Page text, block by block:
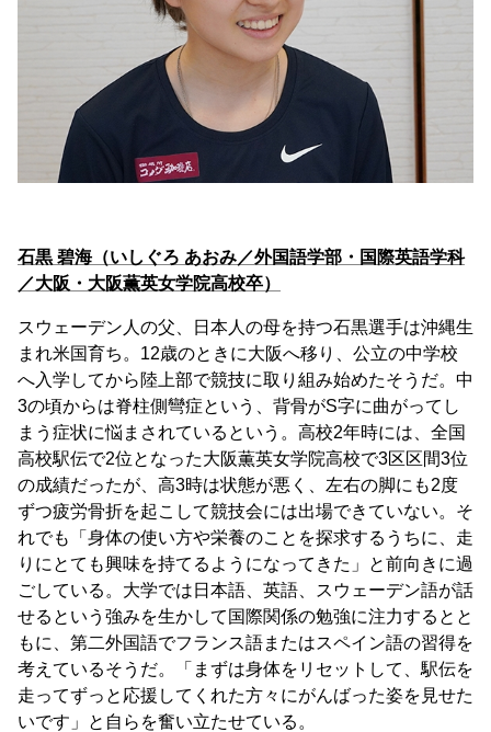
石黒 碧海（いしぐろ あおみ／外国語学部・国際英語学科
／大阪・大阪薫英女学院高校卒）
スウェーデン人の父、日本人の母を持つ石黒選手は沖縄生
まれ米国育ち。12歳のときに大阪へ移り、公立の中学校
へ入学してから陸上部で競技に取り組み始めたそうだ。中
3の頃からは脊柱側彎症という、背骨がS字に曲がってし
まう症状に悩まされているという。高校2年時には、全国
高校駅伝で2位となった大阪薫英女学院高校で3区区間3位
の成績だったが、高3時は状態が悪く、左右の脚にも2度
ずつ疲労骨折を起こして競技会には出場できていない。そ
れでも「身体の使い方や栄養のことを探求するうちに、走
りにとても興味を持てるようになってきた」と前向きに過
ごしている。大学では日本語、英語、スウェーデン語が話
せるという強みを生かして国際関係の勉強に注力するとと
もに、第二外国語でフランス語またはスペイン語の習得を
考えているそうだ。「まずは身体をリセットして、駅伝を
走ってずっと応援してくれた方々にがんばった姿を見せた
いです」と自らを奮い立たせている。